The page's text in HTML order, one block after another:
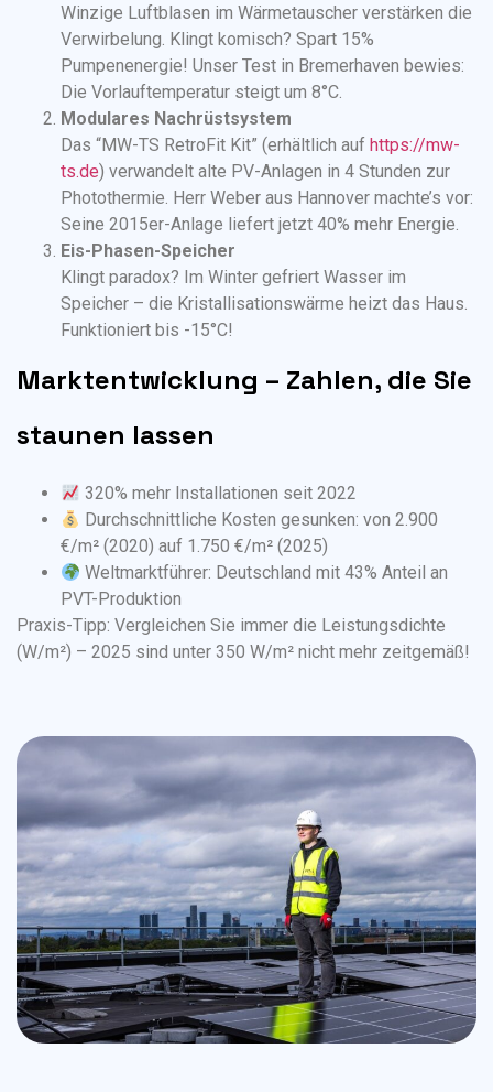
Winzige Luftblasen im Wärmetauscher verstärken die
Verwirbelung. Klingt komisch? Spart 15%
Pumpenenergie! Unser Test in Bremerhaven bewies:
Die Vorlauftemperatur steigt um 8°C.
Modulares Nachrüstsystem
Das “MW-TS RetroFit Kit” (erhältlich auf https://mw-
ts.de) verwandelt alte PV-Anlagen in 4 Stunden zur
Photothermie. Herr Weber aus Hannover machte’s vor:
Seine 2015er-Anlage liefert jetzt 40% mehr Energie.
Eis-Phasen-Speicher
Klingt paradox? Im Winter gefriert Wasser im
Speicher – die Kristallisationswärme heizt das Haus.
Funktioniert bis -15°C!
Marktentwicklung – Zahlen, die Sie
staunen lassen
320% mehr Installationen seit 2022
Durchschnittliche Kosten gesunken: von 2.900
€/m² (2020) auf 1.750 €/m² (2025)
Weltmarktführer: Deutschland mit 43% Anteil an
PVT-Produktion
Praxis-Tipp: Vergleichen Sie immer die Leistungsdichte
(W/m²) – 2025 sind unter 350 W/m² nicht mehr zeitgemäß!